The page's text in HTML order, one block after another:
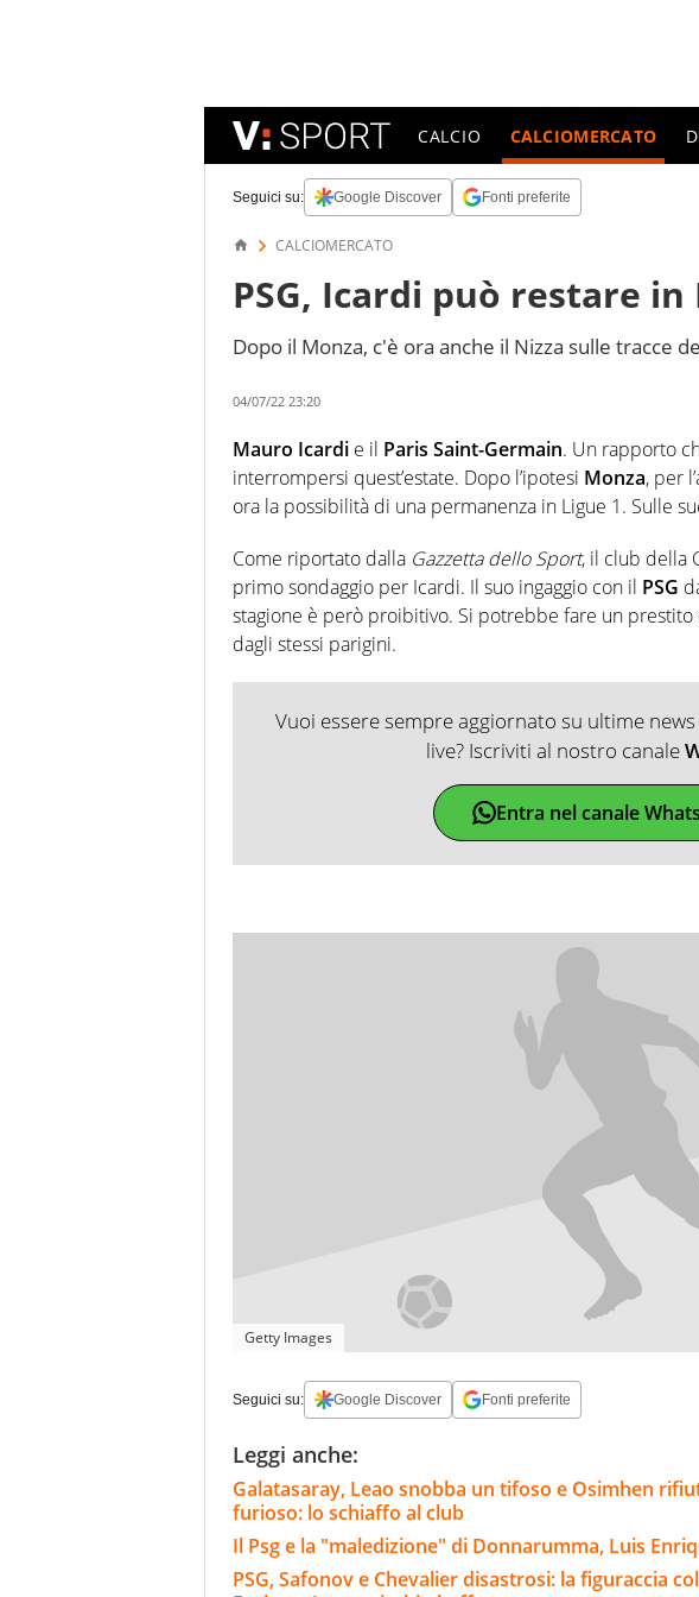
CALCIO CALCIOMERCATO
Seguici su: Google Discover Fonti preferite
CALCIOMERCATO
PSG, Icardi può restare in
Dopo il Monza, c'è ora anche il Nizza sulle tracce
04/07/22 23:20
Mauro Icardi e il Paris Saint-Germain. Un rapporto
interrompersi quest’estate. Dopo l’ipotesi Monza, per
ora la possibilità di una permanenza in Ligue 1. Sulle
Come riportato dalla Gazzetta dello Sport, il club della
primo sondaggio per Icardi. Il suo ingaggio con il PSG
stagione è però proibitivo. Si potrebbe fare un prestito
dagli stessi parigini.
Vuoi essere sempre aggiornato su ultime
live? Iscriviti al nostro canale
Entra nel canale
Getty Images
Seguici su: Google Discover Fonti preferite
Leggi anche:
Galatasaray, Leao snobba un tifoso e Osimhen
furioso: lo schiaffo al club
Il Psg e la "maledizione" di Donnarumma, Luis
PSG, Safonov e Chevalier disastrosi: la figuraccia